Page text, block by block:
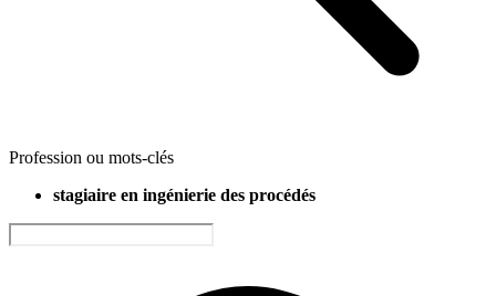
Profession ou mots-clés
stagiaire en ingénierie des procédés